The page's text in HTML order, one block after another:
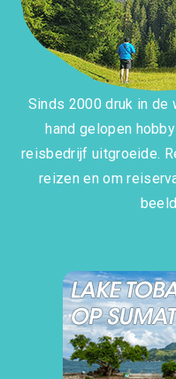
Sinds 2000 druk in de
hand gelopen
reisbedrijf uitgroeide.
reizen en om